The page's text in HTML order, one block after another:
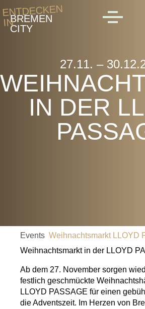
Skip to main content
ENTDECKEN
INBREMEN
CITY
MENU
27.11. –
IN DER
Events Weihnachtsmarkt LLOYD
Weihnachtsmarkt in der LLOYD
Ab dem 27. November sorgen
festlich geschmückte
LLOYD PASSAGE für einen
die Adventszeit. Im Herzen von